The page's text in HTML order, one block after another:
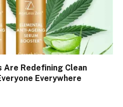
Redefining Clean
Everywhere